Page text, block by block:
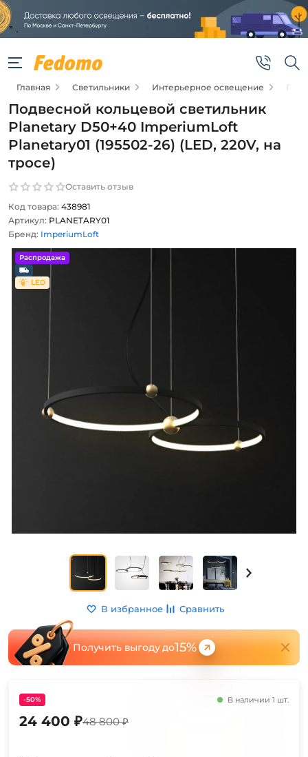
Главная Светильники Интерьерное освещение
Подвесной кольцевой светильник
Planetary D50+40 ImperiumLoft
Planetary01 (195502-26) (LED, 220V, на
тросе)
Оставить отзыв
Код товара: 438981
Артикул: PLANETARY01
Бренд: ImperiumLoft
В избранное Сравнить
Получить выгоду до15%
В наличии 1 шт.
-50%
24 400 ₽48 800 ₽